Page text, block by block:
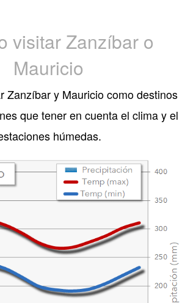
visitar Zanzíbar o
Mauricio
Zanzíbar y Mauricio como destinos
que tener en cuenta el clima y el
húmedas.